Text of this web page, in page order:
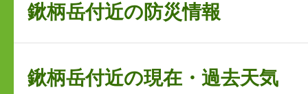
鍬柄岳付近の防災情報
鍬柄岳付近の現在・過去天気